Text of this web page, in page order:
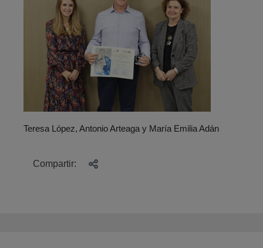
Teresa López, Antonio Arteaga y María Emilia Adán
Compartir: